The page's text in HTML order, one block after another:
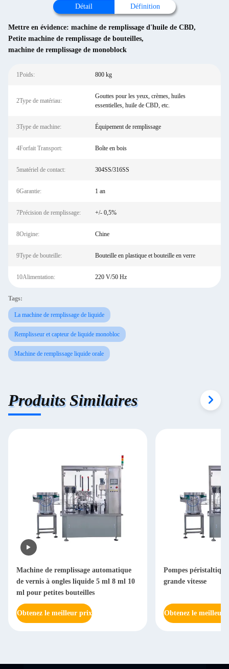
Détail Définition
Mettre en évidence: machine de remplissage d'huile de CBD,
Petite machine de remplissage de bouteilles,
machine de remplissage de monoblock
1Poids: 800 kg
2Type de matériau:
Gouttes pour les yeux, crèmes, huiles
essentielles, huile de CBD, etc.
3Type de machine: Équipement de remplissage
4Forfait Transport: Boîte en bois
5matériel de contact: 304SS/316SS
6Garantie: 1 an
7Précision de remplissage: +/- 0,5%
8Origine: Chine
9Type de bouteille: Bouteille en plastique et bouteille en verre
10Alimentation: 220 V/50 Hz
Tags:
La machine de remplissage de liquide
Remplisseur et capteur de liquide monobloc
Machine de remplissage liquide orale
Produits Similaires
Machine de remplissage automatique
de vernis à ongles liquide 5 ml 8 ml 10
ml pour petites bouteilles
Obtenez le meilleur prix
Pompes
grande vitesse
Obtenez le meilleur